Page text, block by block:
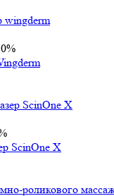
ScinOne X